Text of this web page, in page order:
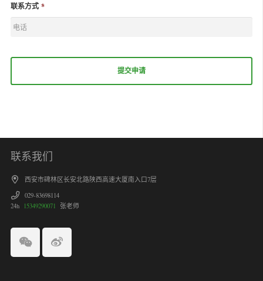
联系方式 *
联系我们
西安市碑林区长安北路陕西高速大厦南入口7层
029-83698114
24h
15349290071 张老师